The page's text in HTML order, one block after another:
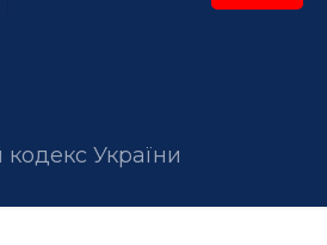
кодекс України